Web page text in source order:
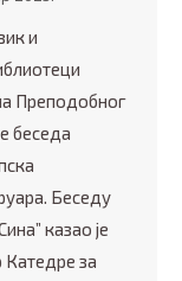
и
Преподобног
беседа
Беседу
казао је
за